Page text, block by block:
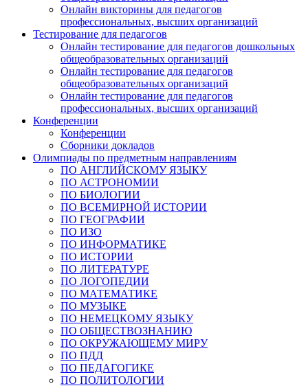
Онлайн викторины для педагогов
профессиональных, высших организаций
Тестирование для педагогов
Онлайн тестирование для педагогов дошкольных
общеобразовательных организаций
Онлайн тестирование для педагогов
общеобразовательных организаций
Онлайн тестирование для педагогов
профессиональных, высших организаций
Конференции
Конференции
Сборники докладов
Олимпиады по предметным направлениям
ПО АНГЛИЙСКОМУ ЯЗЫКУ
ПО АСТРОНОМИИ
ПО БИОЛОГИИ
ПО ВСЕМИРНОЙ ИСТОРИИ
ПО ГЕОГРАФИИ
ПО ИЗО
ПО ИНФОРМАТИКЕ
ПО ИСТОРИИ
ПО ЛИТЕРАТУРЕ
ПО ЛОГОПЕДИИ
ПО МАТЕМАТИКЕ
ПО МУЗЫКЕ
ПО НЕМЕЦКОМУ ЯЗЫКУ
ПО ОБЩЕСТВОЗНАНИЮ
ПО ОКРУЖАЮЩЕМУ МИРУ
ПО ПДД
ПО ПЕДАГОГИКЕ
ПО ПОЛИТОЛОГИИ